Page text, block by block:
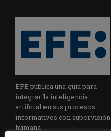
EFE publica una guía para
integrar la inteligencia
artificial en sus procesos
informativos con supervisión
humana